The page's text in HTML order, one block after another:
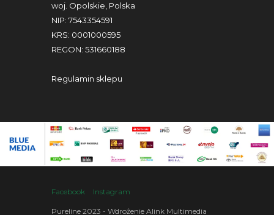
woj. Opolskie, Polska
NIP: 7543354591
KRS: 0001000595
REGON: 531660188
Regulamin sklepu
Facebook Instagram
Pureline 2023 - Wdrożenie Alink Multimedia